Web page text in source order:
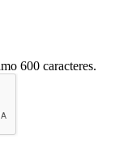
600 caracteres.